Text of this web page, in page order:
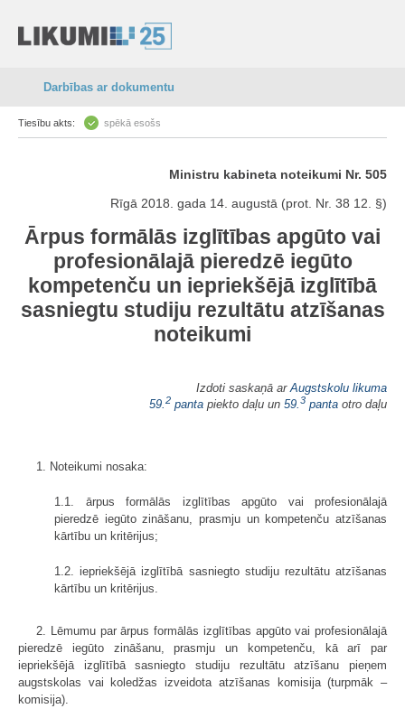
Darbības ar dokumentu
Tiesību akts: spēkā esošs
Ministru kabineta noteikumi Nr. 505
Rīgā 2018. gada 14. augustā (prot. Nr. 38 12. §)
Ārpus formālās izglītības apgūto vai
profesionālajā pieredzē iegūto
kompetenču un iepriekšējā izglītībā
sasniegtu studiju rezultātu atzīšanas
noteikumi
Izdoti saskaņā ar Augstskolu likuma
59.2 panta piekto daļu un 59.3 panta otro daļu
1. Noteikumi nosaka:
1.1. ārpus formālās izglītības apgūto vai profesionālajā
pieredzē iegūto zināšanu, prasmju un kompetenču atzīšanas
kārtību un kritērijus;
1.2. iepriekšējā izglītībā sasniegto studiju rezultātu atzīšanas
kārtību un kritērijus.
2. Lēmumu par ārpus formālās izglītības apgūto vai profesionālajā
pieredzē iegūto zināšanu, prasmju un kompetenču, kā arī par
iepriekšējā izglītībā sasniegto studiju rezultātu atzīšanu pieņem
augstskolas vai koledžas izveidota atzīšanas komisija (turpmāk –
komisija).